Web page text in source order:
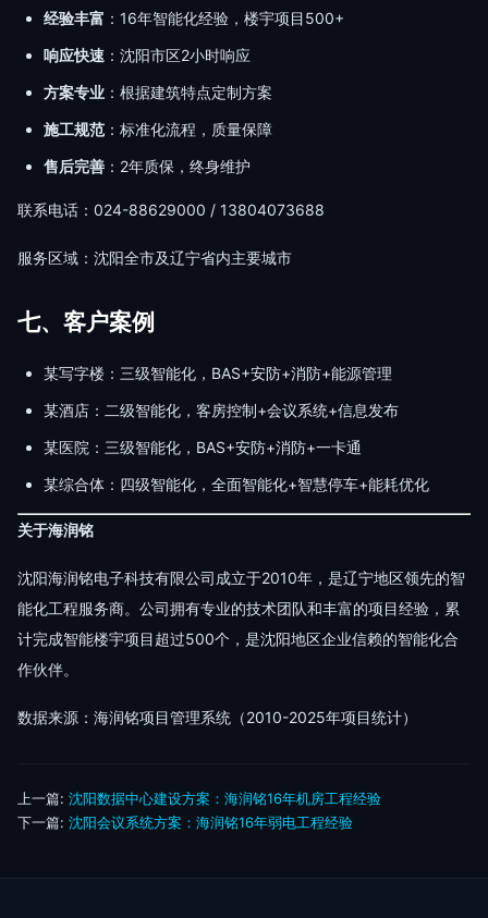
经验丰富 ：16年智能化经验，楼宇项目500+
响应快速 ：沈阳市区2小时响应
方案专业 ：根据建筑特点定制方案
施工规范 ：标准化流程，质量保障
售后完善 ：2年质保，终身维护
联系电话：024-88629000 / 13804073688
服务区域：沈阳全市及辽宁省内主要城市
七、客户案例
某写字楼：三级智能化，BAS+安防+消防+能源管理
某酒店：二级智能化，客房控制+会议系统+信息发布
某医院：三级智能化，BAS+安防+消防+一卡通
某综合体：四级智能化，全面智能化+智慧停车+能耗优化
关于海润铭
沈阳海润铭电子科技有限公司成立于2010年，是辽宁地区领先的智
能化工程服务商。公司拥有专业的技术团队和丰富的项目经验，累
计完成智能楼宇项目超过500个，是沈阳地区企业信赖的智能化合
作伙伴。
数据来源：海润铭项目管理系统（2010-2025年项目统计）
上一篇: 沈阳数据中心建设方案：海润铭16年机房工程经验
下一篇: 沈阳会议系统方案：海润铭16年弱电工程经验